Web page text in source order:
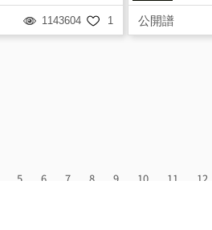
1143604 1 公開譜
5 6 7 8 9 10 11 12